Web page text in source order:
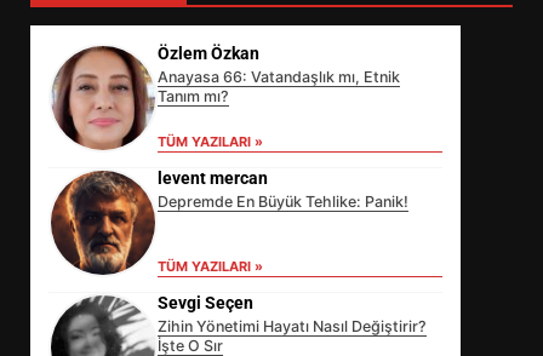
Özlem Özkan
Anayasa 66: Vatandaşlık mı, Etnik
Tanım mı?
TÜM YAZILARI »
levent mercan
Depremde En Büyük Tehlike: Panik!
TÜM YAZILARI »
Sevgi Seçen
Zihin Yönetimi Hayatı Nasıl Değiştirir?
İşte O Sır